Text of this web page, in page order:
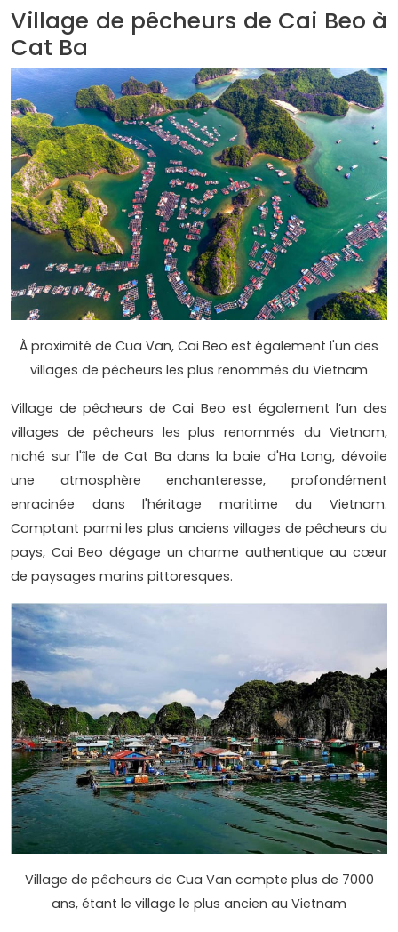
Village de pêcheurs de Cai Beo à
Cat Ba
À proximité de Cua Van, Cai Beo est également l'un des
villages de pêcheurs les plus renommés du Vietnam
Village de pêcheurs de Cai Beo est également l’un des
villages de pêcheurs les plus renommés du Vietnam,
niché sur l'île de Cat Ba dans la baie d'Ha Long, dévoile
une atmosphère enchanteresse, profondément
enracinée dans l'héritage maritime du Vietnam.
Comptant parmi les plus anciens villages de pêcheurs du
pays, Cai Beo dégage un charme authentique au cœur
de paysages marins pittoresques.
Village de pêcheurs de Cua Van compte plus de 7000
ans, étant le village le plus ancien au Vietnam